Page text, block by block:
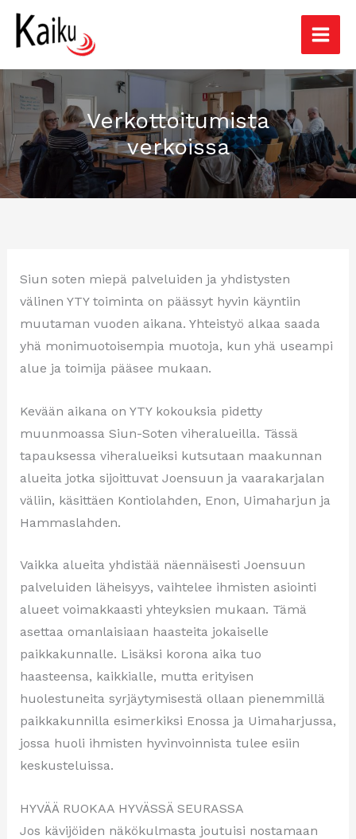
Siirry
sisältöön
Verkottoitumista
verkoissa
Siun soten miepä palveluiden ja yhdistysten
välinen YTY toiminta on päässyt hyvin käyntiin
muutaman vuoden aikana. Yhteistyö alkaa saada
yhä monimuotoisempia muotoja, kun yhä useampi
alue ja toimija pääsee mukaan.
Kevään aikana on YTY kokouksia pidetty
muunmoassa Siun-Soten viheralueilla. Tässä
tapauksessa viheralueiksi kutsutaan maakunnan
alueita jotka sijoittuvat Joensuun ja vaarakarjalan
väliin, käsittäen Kontiolahden, Enon, Uimaharjun ja
Hammaslahden.
Vaikka alueita yhdistää näennäisesti Joensuun
palveluiden läheisyys, vaihtelee ihmisten asiointi
alueet voimakkaasti yhteyksien mukaan. Tämä
asettaa omanlaisiaan haasteita jokaiselle
paikkakunnalle. Lisäksi korona aika tuo
haasteensa, kaikkialle, mutta erityisen
huolestuneita syrjäytymisestä ollaan pienemmillä
paikkakunnilla esimerkiksi Enossa ja Uimaharjussa,
jossa huoli ihmisten hyvinvoinnista tulee esiin
keskusteluissa.
HYVÄÄ RUOKAA HYVÄSSÄ SEURASSA
Jos kävijöiden näkökulmasta joutuisi nostamaan